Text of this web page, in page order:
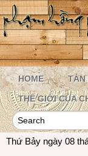
HOME TẢN
THẾ GIỚI CỦA
Thứ Bảy ngày 08